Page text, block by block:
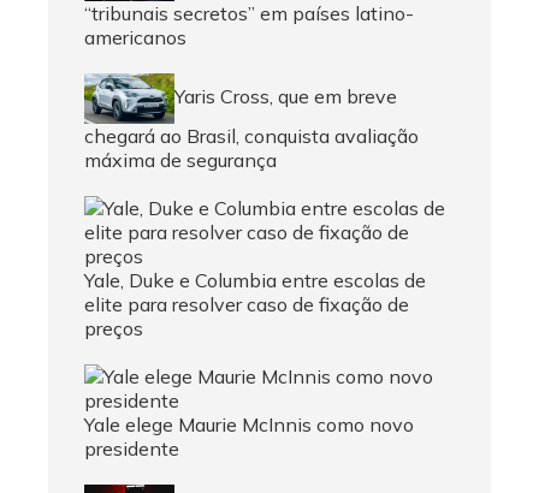
“tribunais secretos” em países latino-
americanos
Yaris Cross, que em breve
chegará ao Brasil, conquista avaliação
máxima de segurança
Yale, Duke e Columbia entre escolas de
elite para resolver caso de fixação de
preços
Yale elege Maurie McInnis como novo
presidente